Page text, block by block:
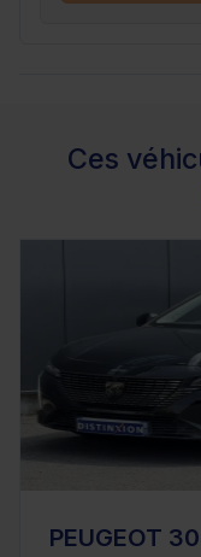
Ces
PEUGEOT